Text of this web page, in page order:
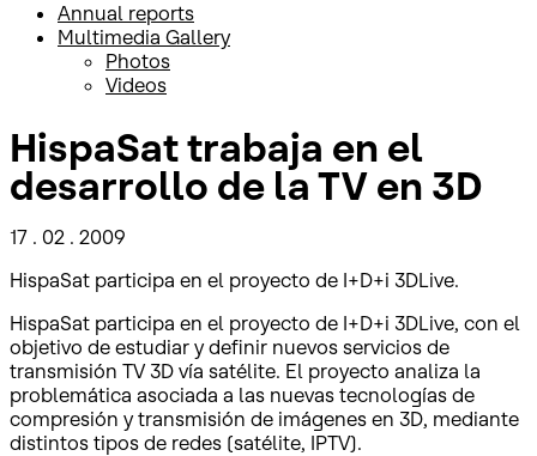
Annual reports
Multimedia Gallery
Photos
Videos
HispaSat trabaja en el
desarrollo de la TV en 3D
17 . 02 . 2009
HispaSat participa en el proyecto de I+D+i 3DLive.
HispaSat participa en el proyecto de I+D+i 3DLive, con el
objetivo de estudiar y definir nuevos servicios de
transmisión TV 3D vía satélite. El proyecto analiza la
problemática asociada a las nuevas tecnologías de
compresión y transmisión de imágenes en 3D, mediante
distintos tipos de redes (satélite, IPTV).